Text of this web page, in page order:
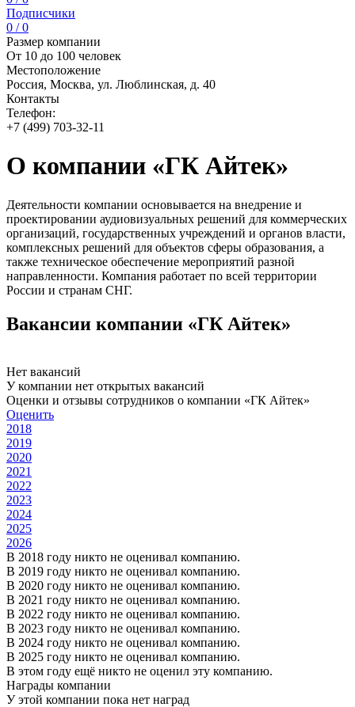
Подписчики
0 / 0
Размер компании
От 10 до 100 человек
Местоположение
Россия, Москва, ул. Люблинская, д. 40
Контакты
Телефон:
+7 (499) 703-32-11
О компании «ГК Айтек»
Деятельности компании основывается на внедрение и
проектировании аудиовизуальных решений для коммерческих
организаций, государственных учреждений и органов власти,
комплексных решений для объектов сферы образования, а
также техническое обеспечение мероприятий разной
направленности. Компания работает по всей территории
России и странам СНГ.
Вакансии компании «ГК Айтек»
Нет вакансий
У компании нет открытых вакансий
Оценки и отзывы сотрудников о компании «ГК Айтек»
Оценить
2018
2019
2020
2021
2022
2023
2024
2025
2026
В 2018 году никто не оценивал компанию.
В 2019 году никто не оценивал компанию.
В 2020 году никто не оценивал компанию.
В 2021 году никто не оценивал компанию.
В 2022 году никто не оценивал компанию.
В 2023 году никто не оценивал компанию.
В 2024 году никто не оценивал компанию.
В 2025 году никто не оценивал компанию.
В этом году ещё никто не оценил эту компанию.
Награды компании
У этой компании пока нет наград